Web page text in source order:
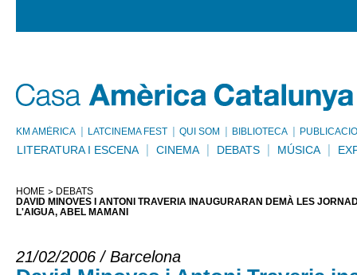
KM AMÈRICA LATCINEMA FEST QUI SOM BIBLIOTECA
LITERATURA I ESCENA CINEMA DEBATS MÚSICA
HOME
DEBATS
DAVID MINOVES I ANTONI TRAVERIA INAUGURARAN DEMÀ LES
L'AIGUA, ABEL MAMANI
21/02/2006 / Barcelona